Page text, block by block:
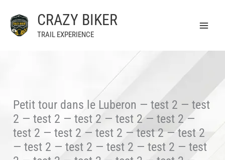
contenu
CRAZY BIKER
TRAIL EXPERIENCE
Petit tour dans le Luberon — test 2 — test
2 — test 2 — test 2 — test 2 — test 2 —
test 2 — test 2 — test 2 — test 2 — test 2
— test 2 — test 2 — test 2 — test 2 — test